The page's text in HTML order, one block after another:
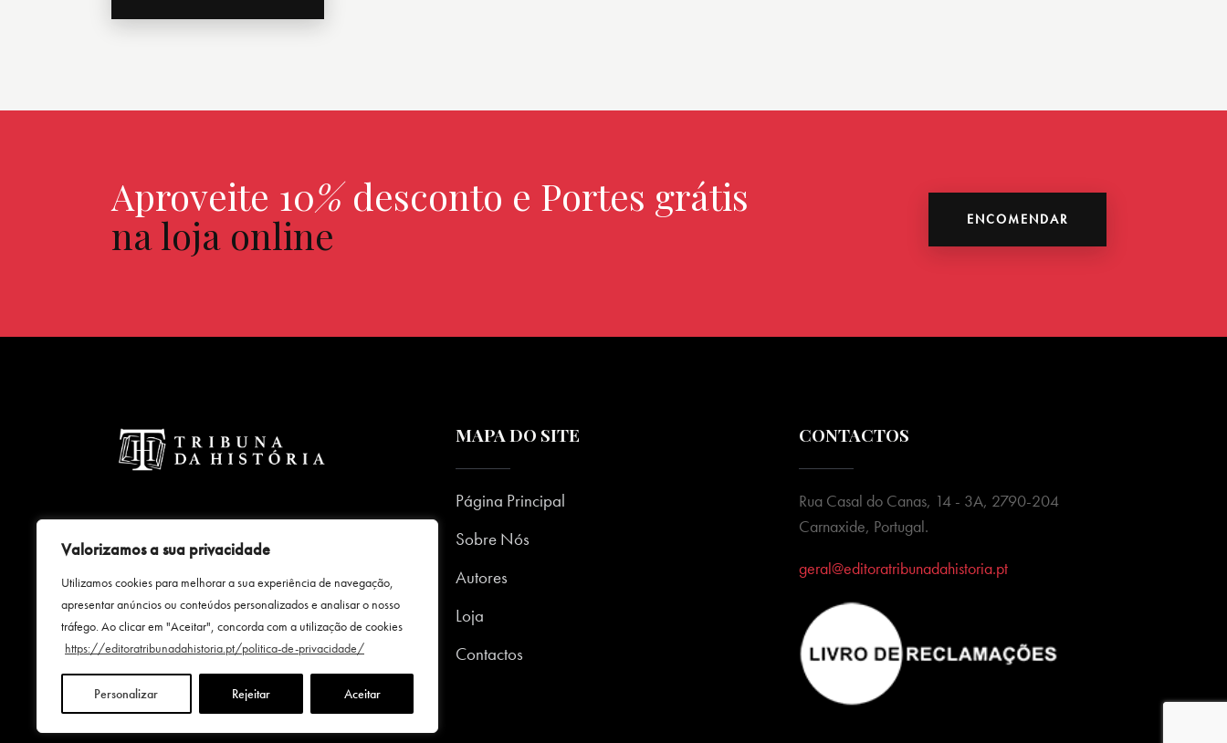
Valorizamos a sua privacidade
Utilizamos cookies para melhorar a sua experiência de navegação,
apresentar anúncios ou conteúdos personalizados e analisar o nosso
tráfego. Ao clicar em "Aceitar", concorda com a utilização de cookies
https://editoratribunadahistoria.pt/politica-de-privacidade/
Personalizar Rejeitar Aceitar
Aproveite 10%desconto e Portes grátis
na loja online
ENCOMENDAR
Uma empresa
MAPA DO SITE
Página Principal
Sobre Nós
Autores
Loja
Contactos
CONTACTOS
Rua Casal do Canas, 14 - 3A, 2790-204
Carnaxide, Portugal.
geral@editoratribunadahistoria.pt